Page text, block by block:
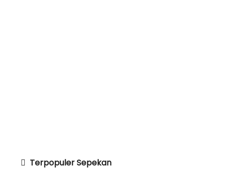
Terpopuler Sepekan